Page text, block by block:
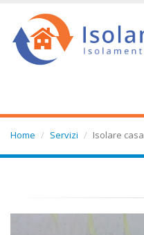
Home Servizi Isolare casa